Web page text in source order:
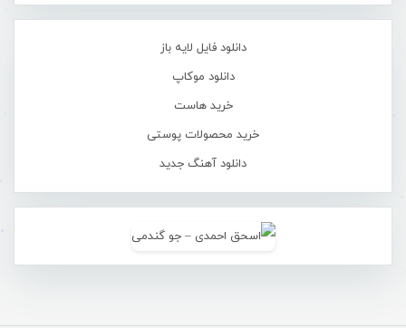
دانلود فایل لایه باز
دانلود موکاپ
خرید هاست
خرید محصولات پوستی
دانلود آهنگ جدید